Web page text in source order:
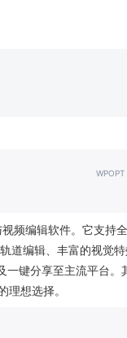
频编辑软件。它支持
道编辑、丰富的视觉特
一键分享至主流平台。
想选择。